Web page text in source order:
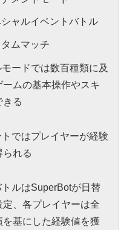
ャルイベントバトル
ムマッチ
ードでは数百種類に及
ムの基本操作やスキ
きる
ではプレイヤーが経験
れる
ルはSuperBotが日替
、各プレイヤーは全
基にした経験値を獲